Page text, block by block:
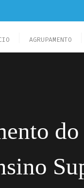
AGRUPAMENTO